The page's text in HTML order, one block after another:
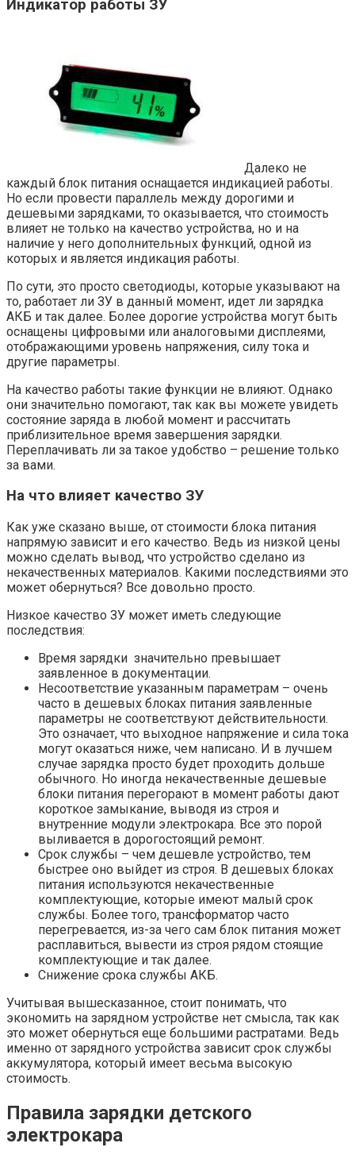
Индикатор работы ЗУ
Далеко не
каждый блок питания оснащается индикацией работы.
Но если провести параллель между дорогими и
дешевыми зарядками, то оказывается, что стоимость
влияет не только на качество устройства, но и на
наличие у него дополнительных функций, одной из
которых и является индикация работы.
По сути, это просто светодиоды, которые указывают на
то, работает ли ЗУ в данный момент, идет ли зарядка
АКБ и так далее. Более дорогие устройства могут быть
оснащены цифровыми или аналоговыми дисплеями,
отображающими уровень напряжения, силу тока и
другие параметры.
На качество работы такие функции не влияют. Однако
они значительно помогают, так как вы можете увидеть
состояние заряда в любой момент и рассчитать
приблизительное время завершения зарядки.
Переплачивать ли за такое удобство – решение только
за вами.
На что влияет качество ЗУ
Как уже сказано выше, от стоимости блока питания
напрямую зависит и его качество. Ведь из низкой цены
можно сделать вывод, что устройство сделано из
некачественных материалов. Какими последствиями это
может обернуться? Все довольно просто.
Низкое качество ЗУ может иметь следующие
последствия:
Время зарядки значительно превышает
заявленное в документации.
Несоответствие указанным параметрам – очень
часто в дешевых блоках питания заявленные
параметры не соответствуют действительности.
Это означает, что выходное напряжение и сила тока
могут оказаться ниже, чем написано. И в лучшем
случае зарядка просто будет проходить дольше
обычного. Но иногда некачественные дешевые
блоки питания перегорают в момент работы дают
короткое замыкание, выводя из строя и
внутренние модули электрокара. Все это порой
выливается в дорогостоящий ремонт.
Срок службы – чем дешевле устройство, тем
быстрее оно выйдет из строя. В дешевых блоках
питания используются некачественные
комплектующие, которые имеют малый срок
службы. Более того, трансформатор часто
перегревается, из-за чего сам блок питания может
расплавиться, вывести из строя рядом стоящие
комплектующие и так далее.
Снижение срока службы АКБ.
Учитывая вышесказанное, стоит понимать, что
экономить на зарядном устройстве нет смысла, так как
это может обернуться еще большими растратами. Ведь
именно от зарядного устройства зависит срок службы
аккумулятора, который имеет весьма высокую
стоимость.
Правила зарядки детского
электрокара